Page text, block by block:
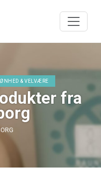
& VELVÆRE
fra